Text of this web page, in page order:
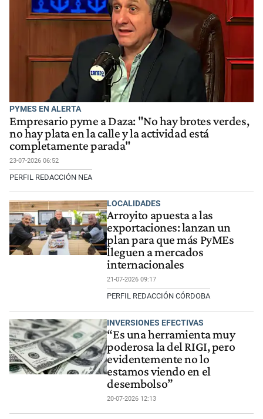
PYMES EN ALERTA
Empresario pyme a Daza: "No hay brotes verdes,
no hay plata en la calle y la actividad está
completamente parada"
23-07-2026 06:52
PERFIL REDACCIÓN NEA
LOCALIDADES
Arroyito apuesta a las
exportaciones: lanzan un
plan para que más PyMEs
lleguen a mercados
internacionales
21-07-2026 09:17
PERFIL REDACCIÓN CÓRDOBA
INVERSIONES EFECTIVAS
“Es una herramienta muy
poderosa la del RIGI, pero
evidentemente no lo
estamos viendo en el
desembolso”
20-07-2026 12:13